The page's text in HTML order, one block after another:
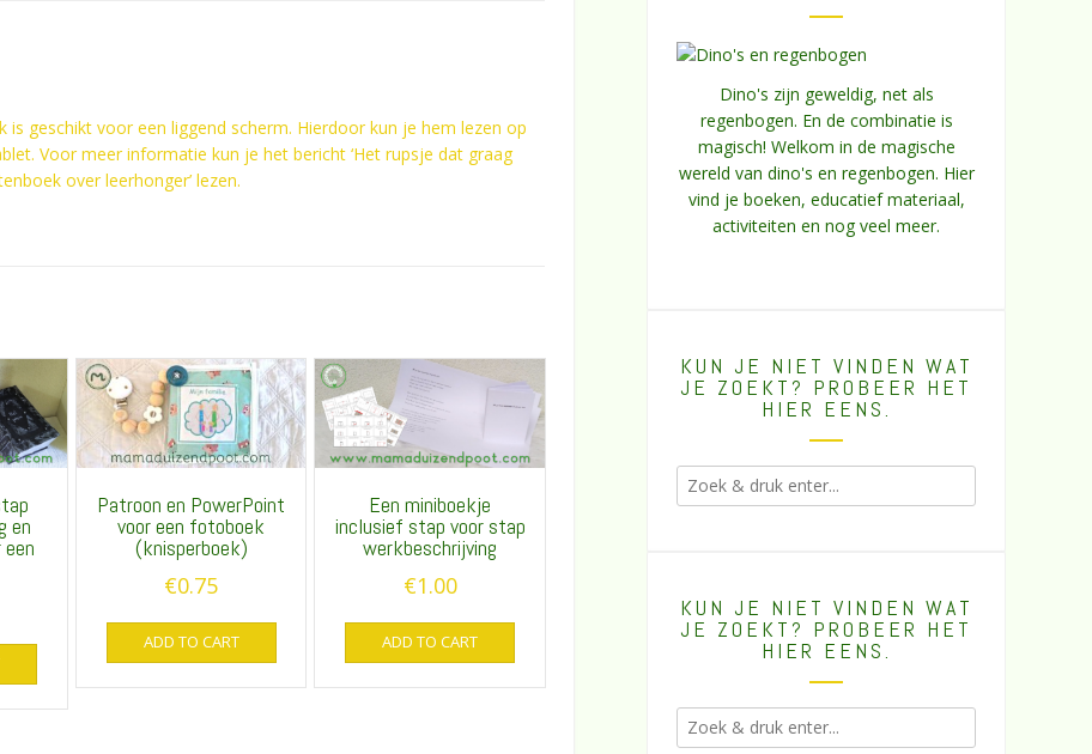
is geschikt voor een liggend scherm. Hierdoor kun je hem lezen op
Voor meer informatie kun je het bericht ‘Het rupsje dat graag
over leerhonger’ lezen.
en
Patroon en PowerPoint
voor een fotoboek
(knisperboek)
€0.75
ADD TO CART
Een miniboekje
inclusief stap voor stap
werkbeschrijving
€1.00
ADD TO CART
Dino's zijn geweldig, net als
regenbogen. En de combinatie is
magisch! Welkom in de magische
wereld van dino's en regenbogen. Hier
vind je boeken, educatief materiaal,
activiteiten en nog veel meer.
KUN JE NIET VINDEN WAT
JE ZOEKT? PROBEER HET
HIER EENS.
KUN JE NIET VINDEN WAT
JE ZOEKT? PROBEER HET
HIER EENS.